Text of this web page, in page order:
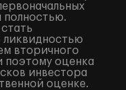
полностью.
ликвидностью
вторичного
поэтому оценка
инвестора
оценке.